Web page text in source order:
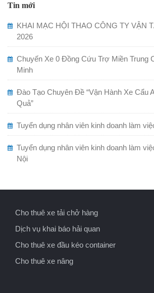
Tin mới
KHAI MẠC HỘI THAO CÔNG TY VẬN
2026
Chuyến Xe 0 Đồng Cứu Trợ Miền Trung
Minh
Đào Tạo Chuyên Đề “Vận Hành Xe Cẩu
Quả”
Tuyển dụng nhân viên kinh doanh làm
Tuyển dụng nhân viên kinh doanh làm
Nội
Cho thuê xe tải chở hàng
Dịch vụ khai báo hải quan
Cho thuê xe đầu kéo container
Cho thuê xe nâng